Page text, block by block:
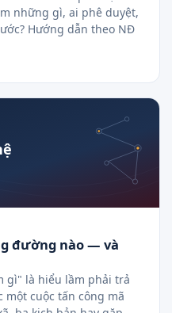
những gì, ai phê duyệt,
Hướng dẫn theo NĐ
đường nào — và
gì" là hiểu lầm phải trả
một cuộc tấn công mã